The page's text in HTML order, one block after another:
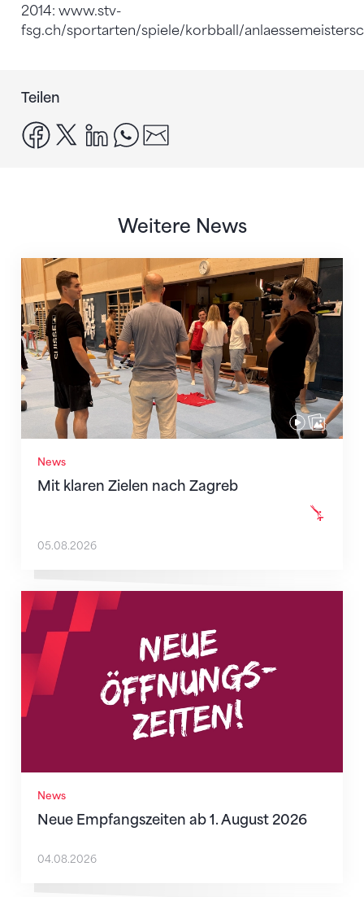
2014: www.stv-
fsg.ch/sportarten/spiele/korbball/
Teilen
facebook
x linkedinwhatsapp
Weitere News
News
Mit klaren Zielen nach Zagreb
Mit klaren Zielen nach Zagreb
05.08.2026
News
Neue Empfangszeiten ab 1. August 2026
Neue Empfangszeiten ab 1. August 2026
04.08.2026